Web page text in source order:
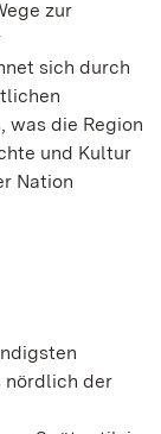
zur
sich durch
was die Region
und Kultur
Nation
nördlich der